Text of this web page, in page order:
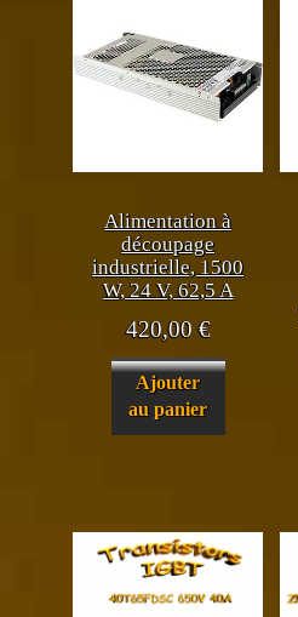
Alimentation à
découpage
industrielle, 1500
W, 24 V, 62,5 A
420,00€
Ajouter
au panier